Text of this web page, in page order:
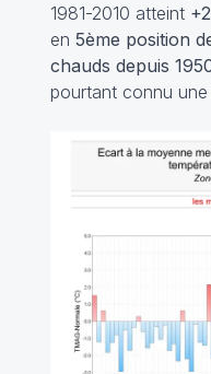
1981-2010 atteint
en 5ème position
chauds depuis
pourtant connu